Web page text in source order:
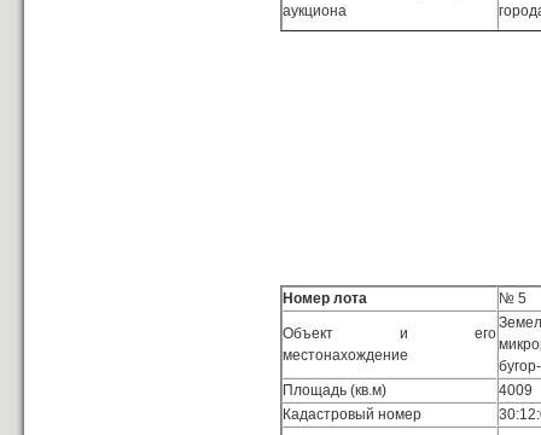
аукциона
Номер лота № 5
Объект и его
местонахождение
Площадь (кв.м)
4009
Кадастровый номер